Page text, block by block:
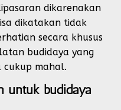
dikarenakan
dikatakan tidak
secara khusus
budidaya yang
cukup mahal.
untuk budidaya